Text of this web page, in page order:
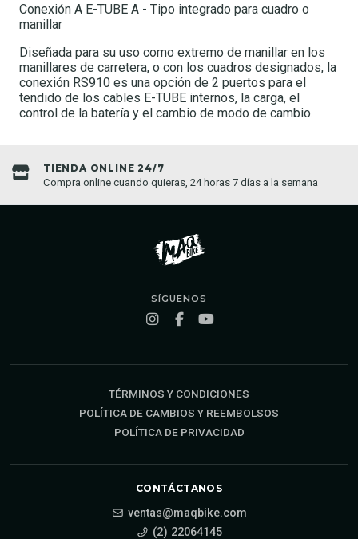
Conexión A E-TUBE A - Tipo integrado para cuadro o
manillar
Diseñada para su uso como extremo de manillar en los
manillares de carretera, o con los cuadros designados, la
conexión RS910 es una opción de 2 puertos para el
tendido de los cables E-TUBE internos, la carga, el
control de la batería y el cambio de modo de cambio.
TIENDA ONLINE 24/7
Compra online cuando quieras, 24 horas 7 días a la semana
SÍGUENOS
TÉRMINOS Y CONDICIONES
POLÍTICA DE CAMBIOS Y REEMBOLSOS
POLÍTICA DE PRIVACIDAD
CONTÁCTANOS
ventas@maqbike.com
(2) 22064145